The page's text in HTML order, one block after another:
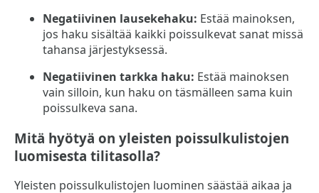
Negatiivinen lausekehaku: Estää mainoksen,
jos haku sisältää kaikki poissulkevat sanat missä
tahansa järjestyksessä.
Negatiivinen tarkka haku: Estää mainoksen
vain silloin, kun haku on täsmälleen sama kuin
poissulkeva sana.
Mitä hyötyä on yleisten poissulkulistojen
luomisesta tilitasolla?
Yleisten poissulkulistojen luominen säästää aikaa ja